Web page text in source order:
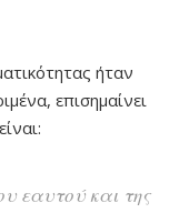
ήταν
επισημαίνει
εαυτού και της